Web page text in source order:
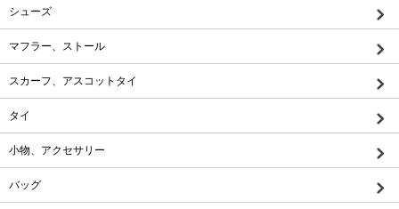
シューズ
マフラー、ストール
スカーフ、アスコットタイ
タイ
小物、アクセサリー
バッグ